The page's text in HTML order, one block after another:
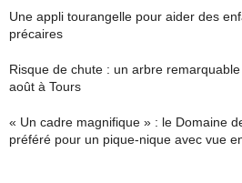
Une appli tourangelle pour aider des
précaires
Risque de chute : un arbre
août à Tours
« Un cadre magnifique » : le Domaine
préféré pour un pique-nique avec vue